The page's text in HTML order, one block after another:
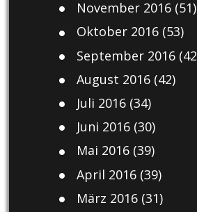
November 2016(51)
Oktober 2016(53)
September 2016
August 2016(42)
Juli 2016(34)
Juni 2016(30)
Mai 2016(39)
April 2016(39)
März 2016(31)